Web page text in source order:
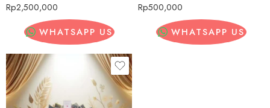
Rp2,500,000
WHATSAPP US
Rp500,000
WHATSAPP US